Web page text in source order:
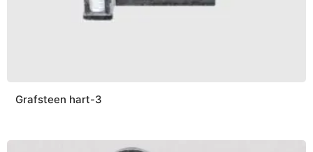
Grafsteen hart-3